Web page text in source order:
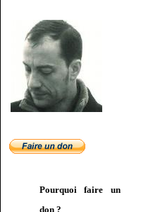
Pourquoi faire un
don ?